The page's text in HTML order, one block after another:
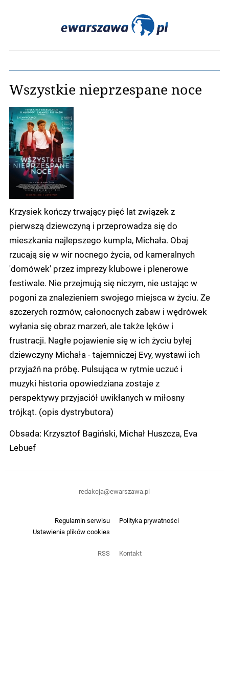
Wszystkie nieprzespane noce
Krzysiek kończy trwający pięć lat związek z
pierwszą dziewczyną i przeprowadza się do
mieszkania najlepszego kumpla, Michała. Obaj
rzucają się w wir nocnego życia, od kameralnych
'domówek' przez imprezy klubowe i plenerowe
festiwale. Nie przejmują się niczym, nie ustając w
pogoni za znalezieniem swojego miejsca w życiu. Ze
szczerych rozmów, całonocnych zabaw i wędrówek
wyłania się obraz marzeń, ale także lęków i
frustracji. Nagłe pojawienie się w ich życiu byłej
dziewczyny Michała - tajemniczej Evy, wystawi ich
przyjaźń na próbę. Pulsująca w rytmie uczuć i
muzyki historia opowiedziana zostaje z
perspektywy przyjaciół uwikłanych w miłosny
trójkąt. (opis dystrybutora)
Obsada: Krzysztof Bagiński, Michał Huszcza, Eva
Lebuef
Regulamin serwisu
Polityka prywatności
Ustawienia plików cookies
RSS Kontakt
redakcja@ewarszawa.pl